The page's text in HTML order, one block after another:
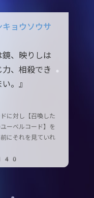
ョウソウサ
鏡、映りしは
、相殺でき
。』
に対し【召喚した
ーベルコード】を
にそれを見ていれ